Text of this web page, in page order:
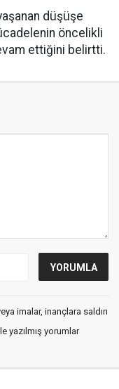
düşüşe
öncelikli
ettiğini belirtti.
imalar, inançlara saldırı
yazılmış yorumlar